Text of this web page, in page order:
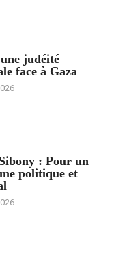
judéité
face à Gaza
: Pour un
politique et